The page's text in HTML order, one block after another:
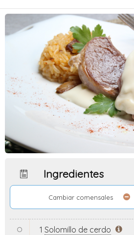
Ingredientes
Cambiar comensales
1 Solomillo de cerdo